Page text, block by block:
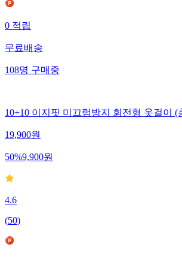
0 적립
무료배송
108명 구매중
10+10 이지핏 미끄럼방지 회전형 옷걸이 (
19,900원
50%9,900원
4.6
(50)